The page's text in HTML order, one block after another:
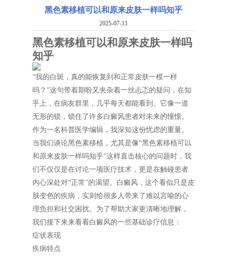
黑色素移植可以和原来皮肤一样吗知乎
2025-07-11
黑色素移植可以和原来皮肤一样吗
知乎
“我的白斑，真的能恢复到和正常皮肤一模一样
吗？”这句带着期盼又夹杂着一丝忐忑的疑问，在知
乎上，在病友群里，几乎每天都能看到。它像一道
无形的锁，锁住了许多白癜风患者对未来的憧憬。
作为一名科普医学编辑，我深知这份忧虑的重量。
当我们谈论黑色素移植，尤其是像“黑色素移植可以
和原来皮肤一样吗知乎”这样直击核心的问题时，我
们不仅仅是在讨论一项医疗技术，更是在触碰患者
内心深处对“正常”的渴望。白癜风，这个看似只是皮
肤变色的疾病，实则给很多人带来了难以言喻的心
理负担和社交困扰。为了帮助大家更清晰地理解，
我们接下来来看看白癜风的一些基础诊疗信息：
症状表现
疾病特点